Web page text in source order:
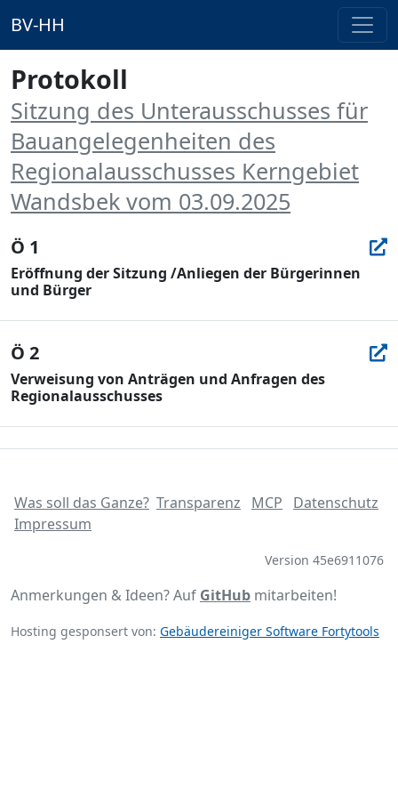
BV-HH
Protokoll
Sitzung des Unterausschusses für
Bauangelegenheiten des
Regionalausschusses Kerngebiet
Wandsbek vom 03.09.2025
Ö 1
Eröffnung der Sitzung /Anliegen der Bürgerinnen
und Bürger
Ö 2
Verweisung von Anträgen und Anfragen des
Regionalausschusses
Was soll das Ganze? Transparenz MCP
Datenschutz
Impressum
Version 45e6911076
Anmerkungen & Ideen? Auf GitHub mitarbeiten!
Hosting gesponsert von: Gebäudereiniger Software Fortytools